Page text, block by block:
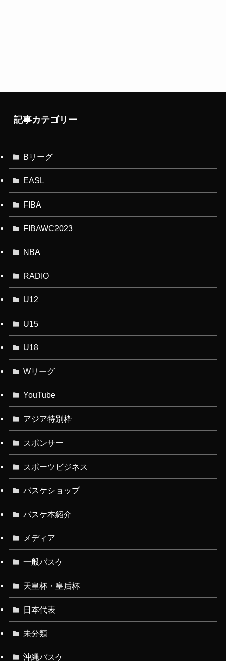
記事カテゴリー
Bリーグ
EASL
FIBA
FIBAWC2023
NBA
RADIO
U12
U15
U18
Wリーグ
YouTube
アジア特別枠
スポンサー
スポーツビジネス
バスケショップ
バスケ本紹介
メディア
一般バスケ
天皇杯・皇后杯
日本代表
未分類
沖縄バスケ